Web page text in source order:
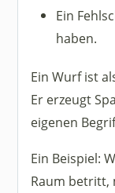
Ein
haben.
Ein Wurf ist
Er erzeugt
eigenen
Ein Beispiel:
Raum betritt,